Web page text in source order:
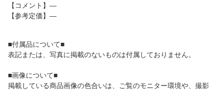
【コメント】―
【参考定価】―
■付属品について■
表記または、写真に掲載のないものは付属しておりません。
■画像について■
掲載している商品画像の色合いは、ご覧のモニター環境や、撮影